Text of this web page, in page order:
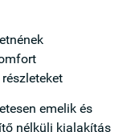
emelik és
nélküli kialakítás